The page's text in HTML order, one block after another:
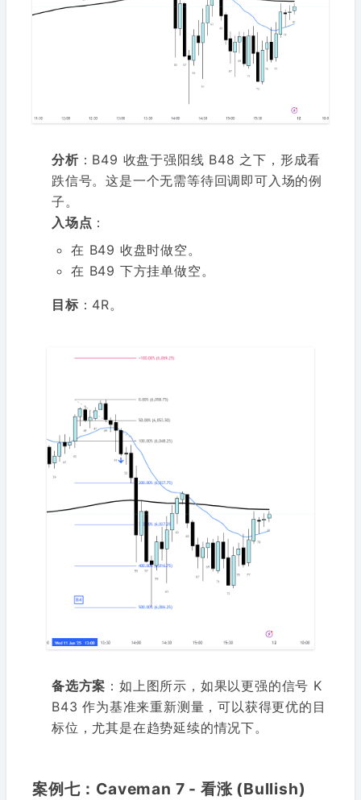
分析：B49 收盘于强阳线 B48 之下，形成看
跌信号。这是一个无需等待回调即可入场的例
子。
入场点 ：
在 B49 收盘时做空。
在 B49 下方挂单做空。
目标 ：4R。
备选方案 ：如上图所示，如果以更强的信号 K
B43 作为基准来重新测量，可以获得更优的目
标位，尤其是在趋势延续的情况下。
案例七：Caveman 7 - 看涨 (Bullish)